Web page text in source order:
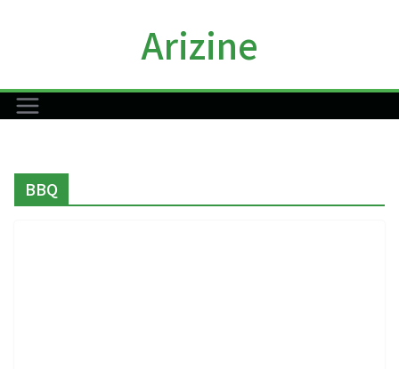
ン
Arizine
BBQ